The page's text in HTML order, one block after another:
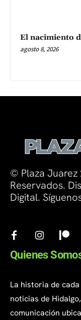
El nacimiento
agosto 8, 2026
© Plaza Juarez
Reservados.
Digital.
Quienes
La historia de
noticias de
comunicación